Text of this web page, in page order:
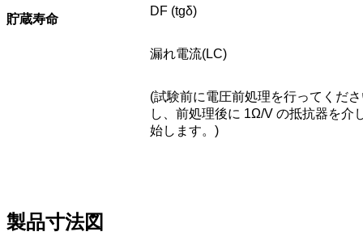
貯蔵寿命
DF (tgδ)
漏れ電流(LC)
(試験前に電圧前処理を行ってくだ
し、前処理後に 1Ω/V の抵抗器を介
始します。)
製品寸法図